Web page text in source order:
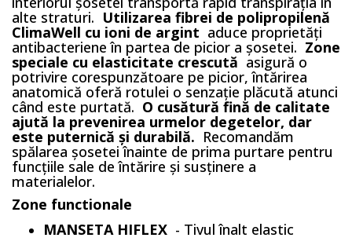
alte straturi. Utilizarea fibrei de polipropilenă
ClimaWell cu ioni de argint aduce proprietăți
antibacteriene în partea de picior a șosetei. Zone
speciale cu elasticitate crescută asigură o
potrivire corespunzătoare pe picior, întărirea
anatomică oferă rotulei o senzație plăcută atunci
când este purtată. O cusătură fină de calitate
ajută la prevenirea urmelor degetelor, dar
este puternică și durabilă. Recomandăm
spălarea șosetei înainte de prima purtare pentru
funcțiile sale de întărire și susținere a
materialelor.
Zone functionale
MANSETA HIFLEX - Tivul înalt elastic